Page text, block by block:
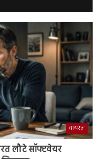
वायरल
लौटे सॉफ्टवेयर